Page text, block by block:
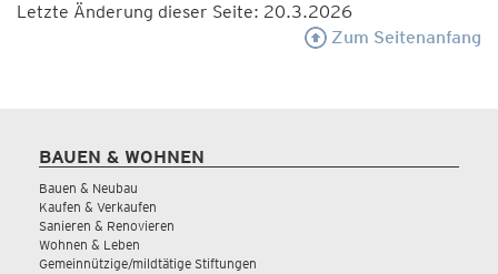
Letzte Änderung dieser Seite: 20.3.2026
Zum Seitenanfang
BAUEN & WOHNEN
Bauen & Neubau
Kaufen & Verkaufen
Sanieren & Renovieren
Wohnen & Leben
Gemeinnützige/mildtätige Stiftungen